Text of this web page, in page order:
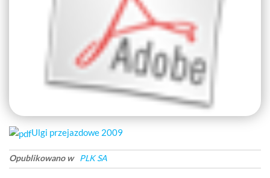
Ulgi przejazdowe 2009
Opublikowano w PLK SA